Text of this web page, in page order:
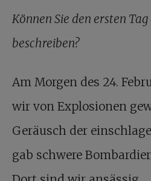
Können Sie den ersten
beschreiben?
Am Morgen des 24.
wir von Explosionen
Geräusch der
gab schwere